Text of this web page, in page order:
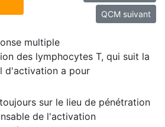
QCM suivant
multiple
des lymphocytes T, qui suit la
d'activation a pour
sur le lieu de pénétration
de l'activation